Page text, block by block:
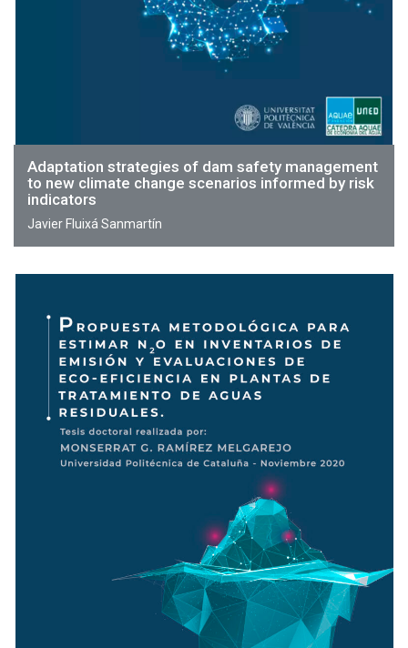
Adaptation strategies of dam safety management
to new climate change scenarios informed by risk
indicators
Javier Fluixá Sanmartín